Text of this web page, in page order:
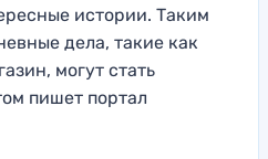
истории. Таким
дела, такие как
могут стать
пишет портал